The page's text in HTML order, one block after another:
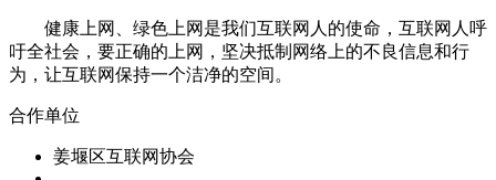
健康上网、绿色上网是我们互联网人的使命，互联网人呼
吁全社会，要正确的上网，坚决抵制网络上的不良信息和行
为，让互联网保持一个洁净的空间。
合作单位
姜堰区互联网协会